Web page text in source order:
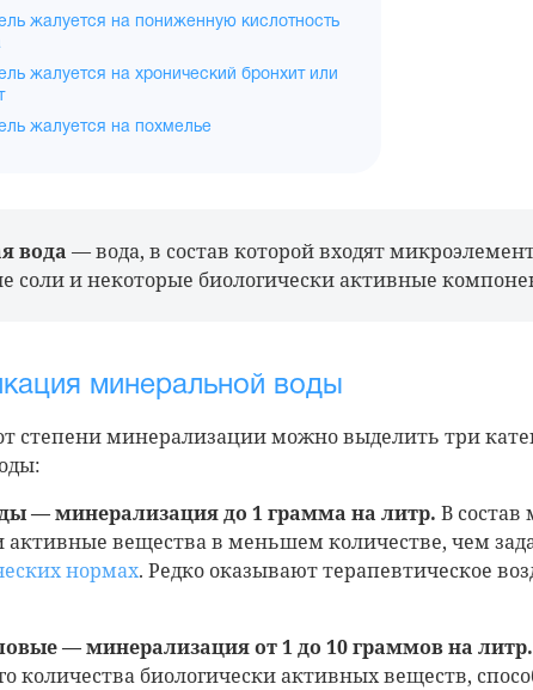
жалуется на пониженную кислотность
жалуется на хронический бронхит или
жалуется на похмелье
вода — вода, в состав которой входят
соли и некоторые биологически активные
минеральной воды
степени минерализации можно выделить три
— минерализация до 1 грамма на литр. В состав
активные вещества в меньшем количестве, чем
нормах. Редко оказывают терапевтическое
— минерализация от 1 до 10 граммов на литр.
количества биологически активных веществ,